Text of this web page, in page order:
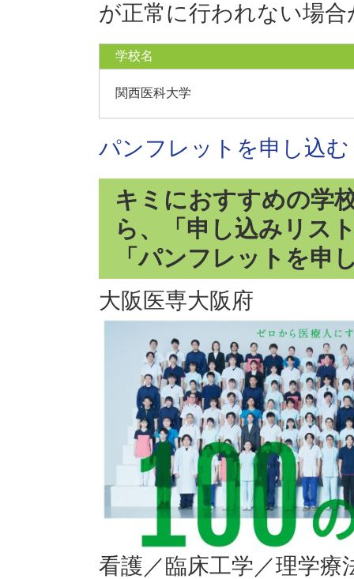
が正常に行われない場
学校名
関西医科大学
パンフレットを申し込む
キミにおすすめの学
ら、「申し込みリス
「パンフレットを申
大阪医専大阪府
看護／臨床工学／理学療